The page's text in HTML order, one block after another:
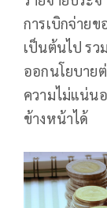
การเบิกจ่ายข
เป็นต้นไป รว
ออกนโยบาย
ความไม่แน่น
ข้างหน้าได้